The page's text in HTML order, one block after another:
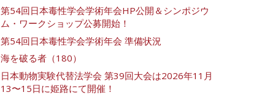
第54回日本毒性学会学術年会HP公開＆シンポジウ
ム・ワークショップ公募開始！
第54回日本毒性学会学術年会 準備状況
海を破る者（180）
日本動物実験代替法学会 第39回大会は2026年11月
13〜15日に姫路にて開催！